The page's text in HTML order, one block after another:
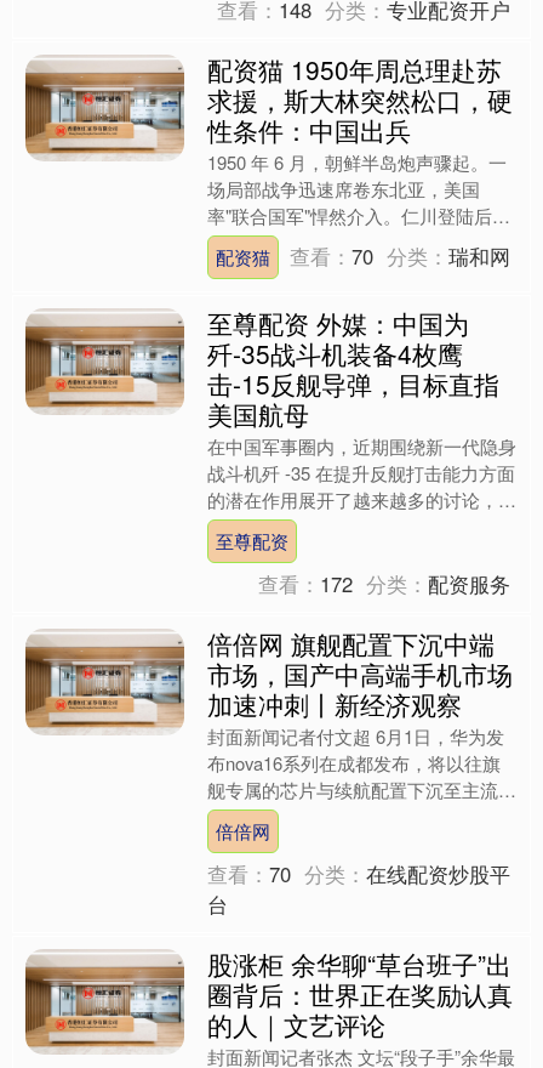
查看： 148 分类：专业配资开户
配资猫 1950年周总理赴苏
求援，斯大林突然松口，硬
性条件：中国出兵
1950 年 6 月，朝鲜半岛炮声骤起。一
场局部战争迅速席卷东北亚，美国
率"联合国军"悍然介入。仁川登陆后，
朝鲜人民军节节败退，战火一路烧到了
鸭绿江边。 新生的....
配资猫 查看： 70 分类：瑞和网
至尊配资 外媒：中国为
歼-35战斗机装备4枚鹰
击-15反舰导弹，目标直指
美国航母
在中国军事圈内，近期围绕新一代隐身
战斗机歼 -35 在提升反舰打击能力方面
的潜在作用展开了越来越多的讨论，特
别是在复杂海上作战环境下对抗美国航
空母舰战斗群的背景....
至尊配资
查看： 172 分类： 配资服务
倍倍网 旗舰配置下沉中端
市场，国产中高端手机市场
加速冲刺丨新经济观察
封面新闻记者付文超 6月1日，华为发
布nova16系列在成都发布，将以往旗
舰专属的芯片与续航配置下沉至主流价
位。 业内认为，nova16系列的“逆势升
配”恰是韬....
倍倍网
查看： 70 分类：在线配资炒股平
台
股涨柜 余华聊“草台班子”出
圈背后：世界正在奖励认真
的人｜文艺评论